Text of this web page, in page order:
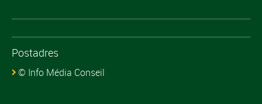
Postadres
© Info Média Conseil